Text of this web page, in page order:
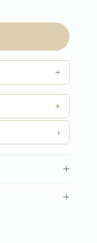
+
+
›